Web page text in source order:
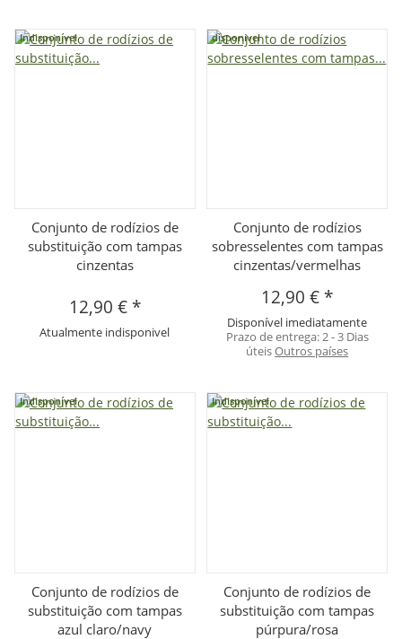
Indisponível
Conjunto de rodízios de
substituição com tampas
cinzentas
12,90 € *
Atualmente indisponivel
disponivel
Conjunto de rodízios
sobresselentes com tampas
cinzentas/vermelhas
12,90 € *
Disponível imediatamente
Prazo de entrega:2 - 3 Dias
úteisOutros países
Indisponível
Conjunto de rodízios de
substituição com tampas
azul claro/navy
Indisponível
Conjunto de rodízios de
substituição com tampas
púrpura/rosa